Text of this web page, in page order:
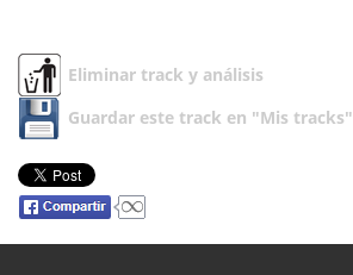
Eliminar track y análisis
Guardar este track en "Mis tracks"